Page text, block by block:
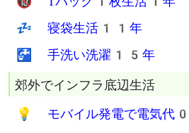
🧘 真のミニマリストは
📦 引越しで全持ち物を
🦶 徒歩と公共交通機関で
💪 一人で一度に運び
🛍 レジ袋での海外旅行も